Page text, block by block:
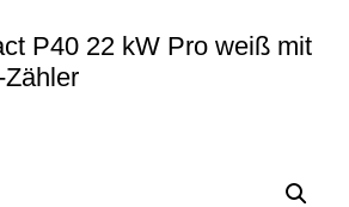
P40 22 kW Pro weiß mit